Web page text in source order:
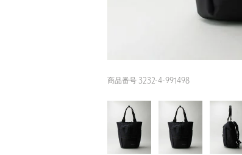
商品番号 3232-4-991498